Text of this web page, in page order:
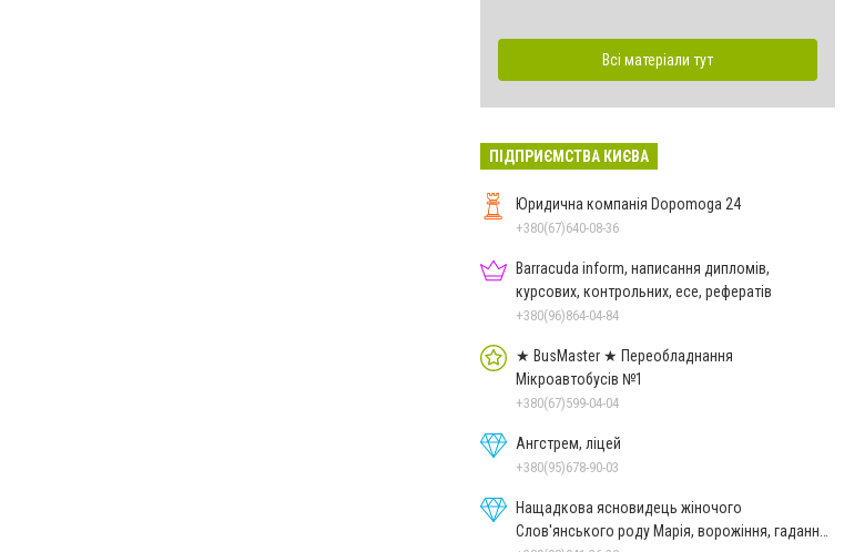
Всі матеріали тут
ПІДПРИЄМСТВА КИЄВА
Юридична компанія Dopomoga 24
+380(67)640-08-36
Barracuda inform, написання дипломів,
курсових, контрольних, есе, рефератів
+380(96)864-04-84
★ BusMaster ★ Переобладнання
Мікроавтобусів №1
+380(67)599-04-04
Ангстрем, ліцей
+380(95)678-90-03
Нащадкова ясновидець жіночого
Слов'янського роду Марія, ворожіння, гадання